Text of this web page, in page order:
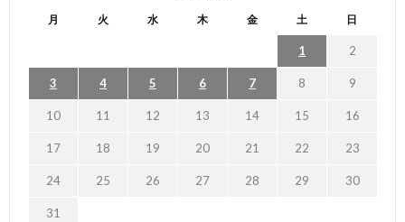
月 火 水 木 金 土 日
1 2
3 4 5 6 7 8 9
10 11 12 13 14 15 16
17 18 19 20 21 22 23
24 25 26 27 28 29 30
31